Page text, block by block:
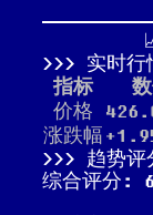
实时行
指标
价格
涨跌幅
趋势评
综合评分: